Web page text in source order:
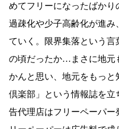
めてフリーになったばかり
過疎化や少子高齢化が進み
ていく。限界集落という言
の頃だったか…まさに地元
かんと思い、地元をもっ
倶楽部」という情報誌を
告代理店はフリーペーパー